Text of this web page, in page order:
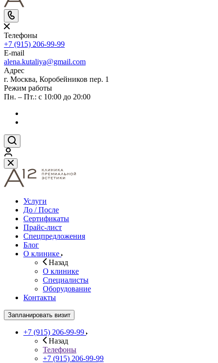
Телефоны
+7 (915) 206-99-99
E-mail
alena.kutaliya@gmail.com
Адрес
г. Москва, Коробейников пер. 1
Режим работы
Пн. – Пт.: с 10:00 до 20:00
Услуги
До / После
Сертификаты
Прайс-лист
Спецпредложения
Блог
О клинике
Назад
О клинике
Специалисты
Оборудование
Контакты
Запланировать визит
+7 (915) 206-99-99
Назад
Телефоны
+7 (915) 206-99-99